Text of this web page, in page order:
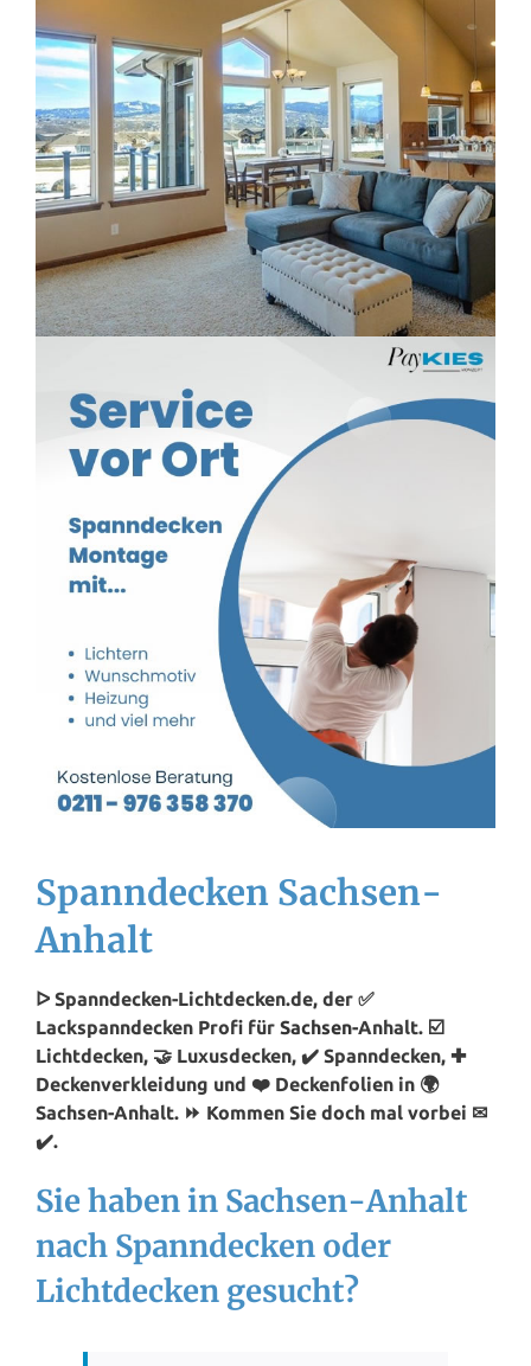
Spanndecken Sachsen-
Anhalt
ᐅ Spanndecken-Lichtdecken.de, der ✅
Lackspanndecken Profi für Sachsen-Anhalt. ☑️
Lichtdecken, 🤝 Luxusdecken, ✔️ Spanndecken, ✚
Deckenverkleidung und ❤️ Deckenfolien in 🌍
Sachsen-Anhalt. ⏩ Kommen Sie doch mal vorbei ✉
✔️.
Sie haben in Sachsen-Anhalt
nach Spanndecken oder
Lichtdecken gesucht?